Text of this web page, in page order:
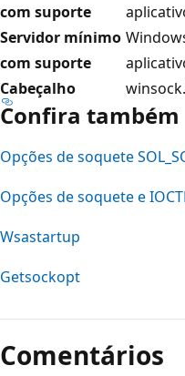
com suporte
Servidor mínimo
com suporte
Cabeçalho
Confira também
Opções de soquete
Opções de soquete e
Wsastartup
Getsockopt
Comentários